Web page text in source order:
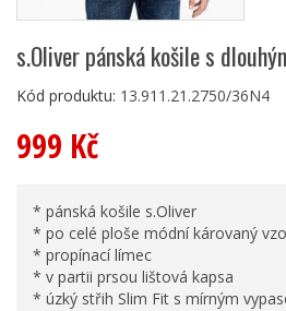
s.Oliver pánská košile s
Kód produktu: 13.911.21.2750/36N4
999 Kč
* pánská košile s.Oliver
* po celé ploše módní károvaný
* propínací límec
* v partii prsou lištová kapsa
* úzký střih Slim Fit s mírným